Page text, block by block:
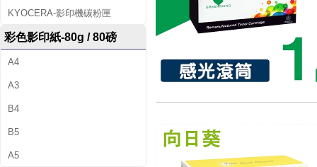
KYOCERA-影印機碳粉匣
彩色影印紙-80g / 80磅
A4
A3
B4
B5
A5